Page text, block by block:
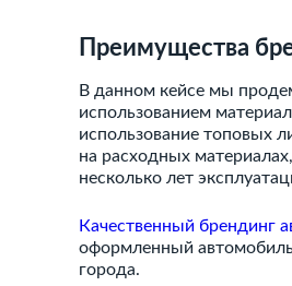
Преимущества
В данном кейсе мы
использованием
использование топовых
на расходных
несколько лет
Качественный брендинг
оформленный
города.